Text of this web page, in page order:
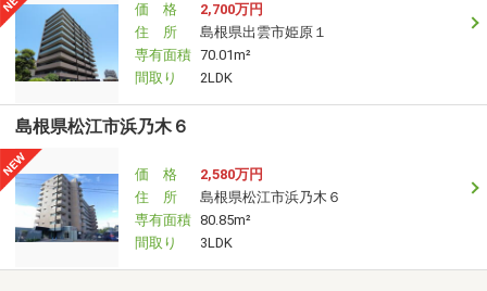
価 格
2,700万円
住 所
島根県出雲市姫原１
専有面積 70.01m²
間取り
2LDK
島根県松江市浜乃木６
価 格
2,580万円
住 所
島根県松江市浜乃木６
専有面積 80.85m²
間取り
3LDK